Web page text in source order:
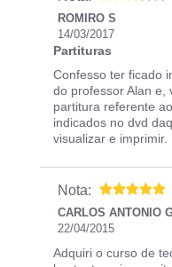
ROMIRO S
14/03/2017
Partituras
Confesso ter ficado
do professor Alan e,
partitura referente
indicados no dvd
visualizar e
Nota:
CARLOS ANTONIO
22/04/2015
Adquiri o curso de